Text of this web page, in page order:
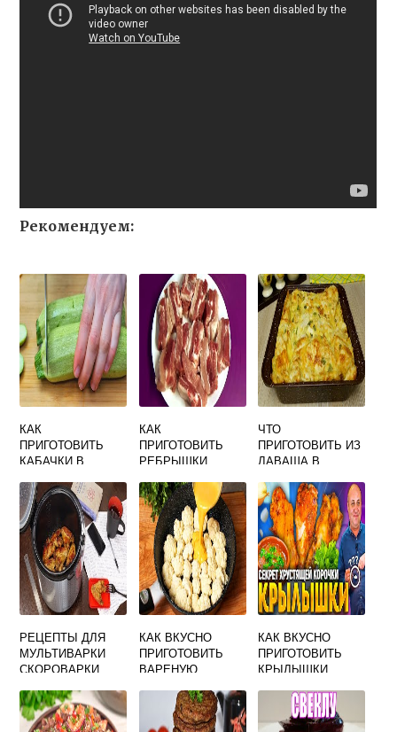
Рекомендуем:
КАК
ПРИГОТОВИТЬ
КАБАЧКИ В
БЫСТРО И
ВКУСНО
КАК
ПРИГОТОВИТЬ
РЕБРЫШКИ
ЧТО
ПРИГОТОВИТЬ ИЗ
ЛАВАША В
БЫСТРО И
ВКУСНО
РЕЦЕПТЫ ДЛЯ
МУЛЬТИВАРКИ
СКОРОВАРКИ
ВКУСНЫЕ
КАК ВКУСНО
ПРИГОТОВИТЬ
ВАРЕНУЮ
КАПУСТУ
КАК ВКУСНО
ПРИГОТОВИТЬ
КРЫЛЫШКИ
МУЛЬТИВАРКЕ